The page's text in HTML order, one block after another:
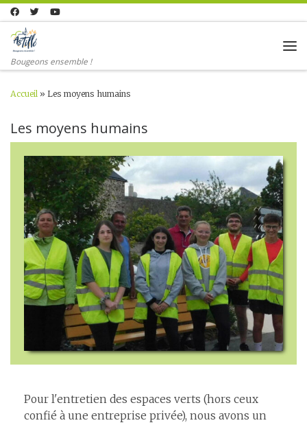
Skip to content
Bougeons ensemble !
Accueil » Les moyens humains
Les moyens humains
Pour l'entretien des espaces verts (hors ceux
confié à une entreprise privée), nous avons un